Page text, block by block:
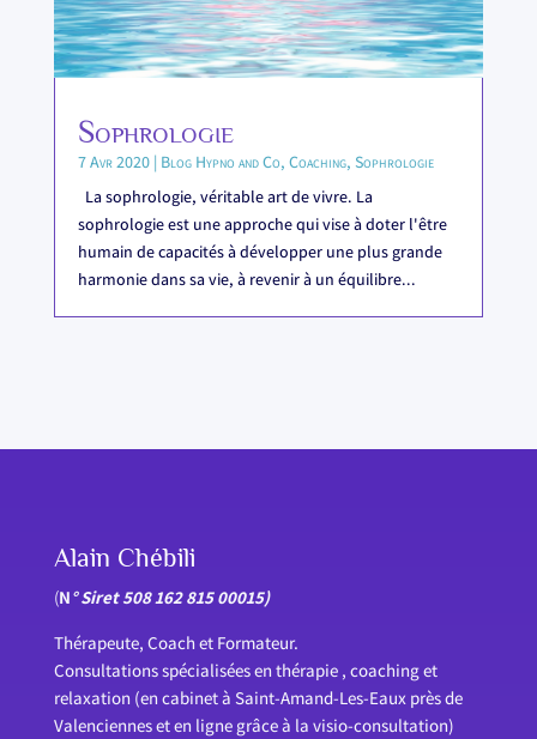
Sophrologie
7 Avr 2020| Blog Hypno and Co, Coaching, Sophrologie
La sophrologie, véritable art de vivre. La
sophrologie est une approche qui vise à doter l'être
humain de capacités à développer une plus grande
harmonie dans sa vie, à revenir à un équilibre...
Alain Chébili
(N° Siret 508 162 815 00015)
Thérapeute, Coach et Formateur.
Consultations spécialisées en thérapie , coaching et
relaxation (en cabinet à Saint-Amand-Les-Eaux près de
Valenciennes et en ligne grâce à la visio-consultation)